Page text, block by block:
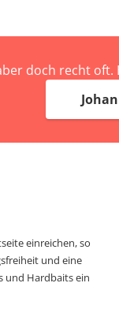
doch recht
einreichen, so
und eine
und Hardbaits ein